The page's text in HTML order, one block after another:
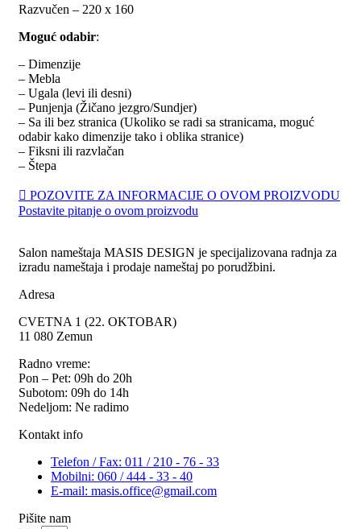
Razvučen – 220 x 160
Moguć odabir:
– Dimenzije
– Mebla
– Ugala (levi ili desni)
– Punjenja (Žičano jezgro/Sundjer)
– Sa ili bez stranica (Ukoliko se radi sa stranicama, moguć
odabir kako dimenzije tako i oblika stranice)
– Fiksni ili razvlačan
– Štepa
POZOVITE ZA INFORMACIJE O OVOM PROIZVODU
Postavite pitanje o ovom proizvodu
Salon nameštaja MASIS DESIGN je specijalizovana radnja za
izradu nameštaja i prodaje nameštaj po porudžbini.
Adresa
CVETNA 1 (22. OKTOBAR)
11 080 Zemun
Radno vreme:
Pon – Pet: 09h do 20h
Subotom: 09h do 14h
Nedeljom: Ne radimo
Kontakt info
Telefon / Fax: 011 / 210 - 76 - 33
Mobilni: 060 / 444 - 33 - 40
E-mail: masis.office@gmail.com
Pišite nam